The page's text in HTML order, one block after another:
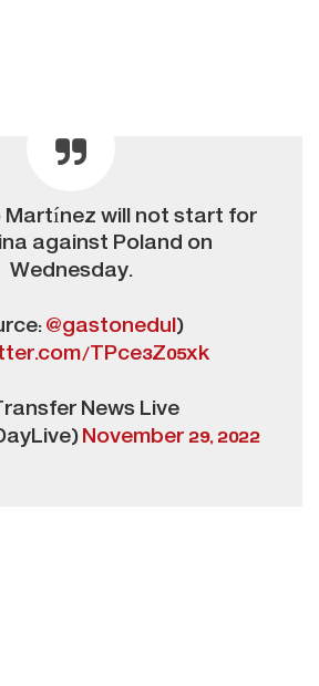
Martínez will not start for
against Poland on
Wednesday.
@gastonedul)
TPce3Z05xk
News Live
November 29, 2022